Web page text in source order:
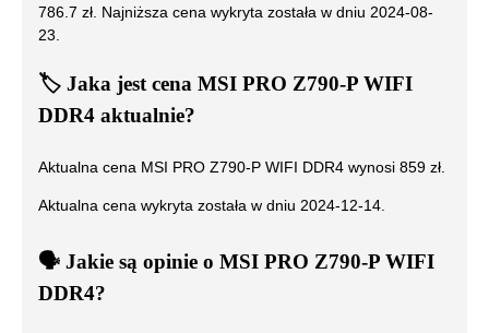
786.7 zł. Najniższa cena wykryta została w dniu 2024-08-
23
🏷️ Jaka jest cena MSI PRO Z790-P WIFI
DDR4 aktualnie?
Aktualna cena MSI PRO Z790-P WIFI DDR4 wynosi 859 zł.
Aktualna cena wykryta została w dniu 2024-12-14
🗣️ ️ Jakie są opinie o MSI PRO Z790-P WIFI
DDR4?